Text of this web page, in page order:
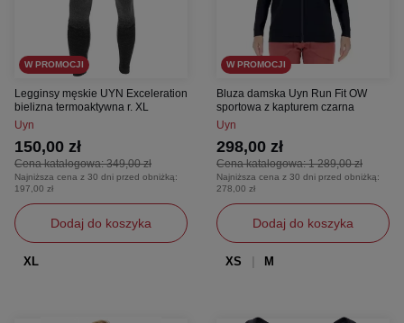
W PROMOCJI
Legginsy męskie UYN Exceleration
bielizna termoaktywna r. XL
Uyn
Cena katalogowa:349,00 zł
150,00 zł
Najniższa cena z 30 dni przed obniżką:
197,00 zł
Dodaj do koszyka
XL
W PROMOCJI
Bluza damska Uyn Run Fit OW
sportowa z kapturem czarna
Uyn
Cena katalogowa:1 289,00 zł
298,00 zł
Najniższa cena z 30 dni przed obniżką:
278,00 zł
Dodaj do koszyka
XS M